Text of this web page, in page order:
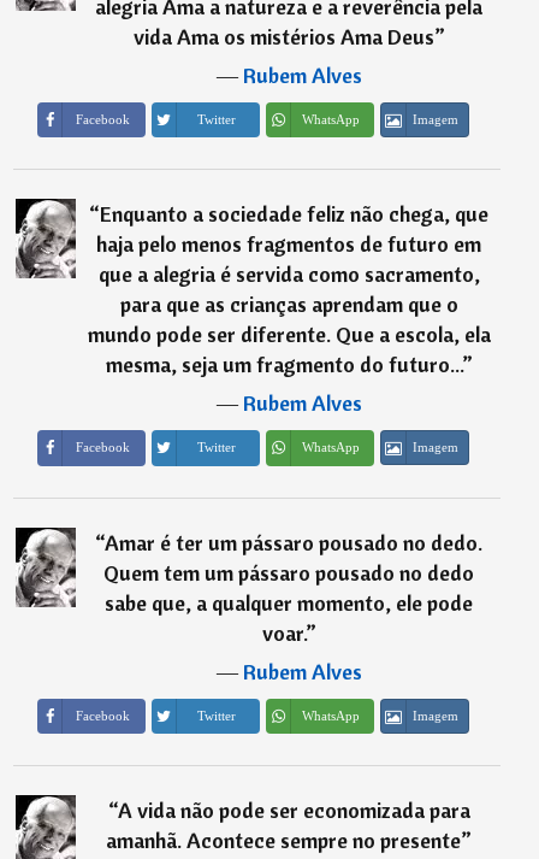
alegria Ama a natureza e a reverência pela
vida Ama os mistérios Ama Deus”
―Rubem Alves
Facebook Twitter WhatsApp Imagem
“Enquanto a sociedade feliz não chega, que
haja pelo menos fragmentos de futuro em
que a alegria é servida como sacramento,
para que as crianças aprendam que o
mundo pode ser diferente. Que a escola, ela
mesma, seja um fragmento do futuro...”
―Rubem Alves
Facebook Twitter WhatsApp Imagem
“Amar é ter um pássaro pousado no dedo.
Quem tem um pássaro pousado no dedo
sabe que, a qualquer momento, ele pode
voar.”
―Rubem Alves
Facebook Twitter WhatsApp Imagem
“A vida não pode ser economizada para
amanhã. Acontece sempre no presente”